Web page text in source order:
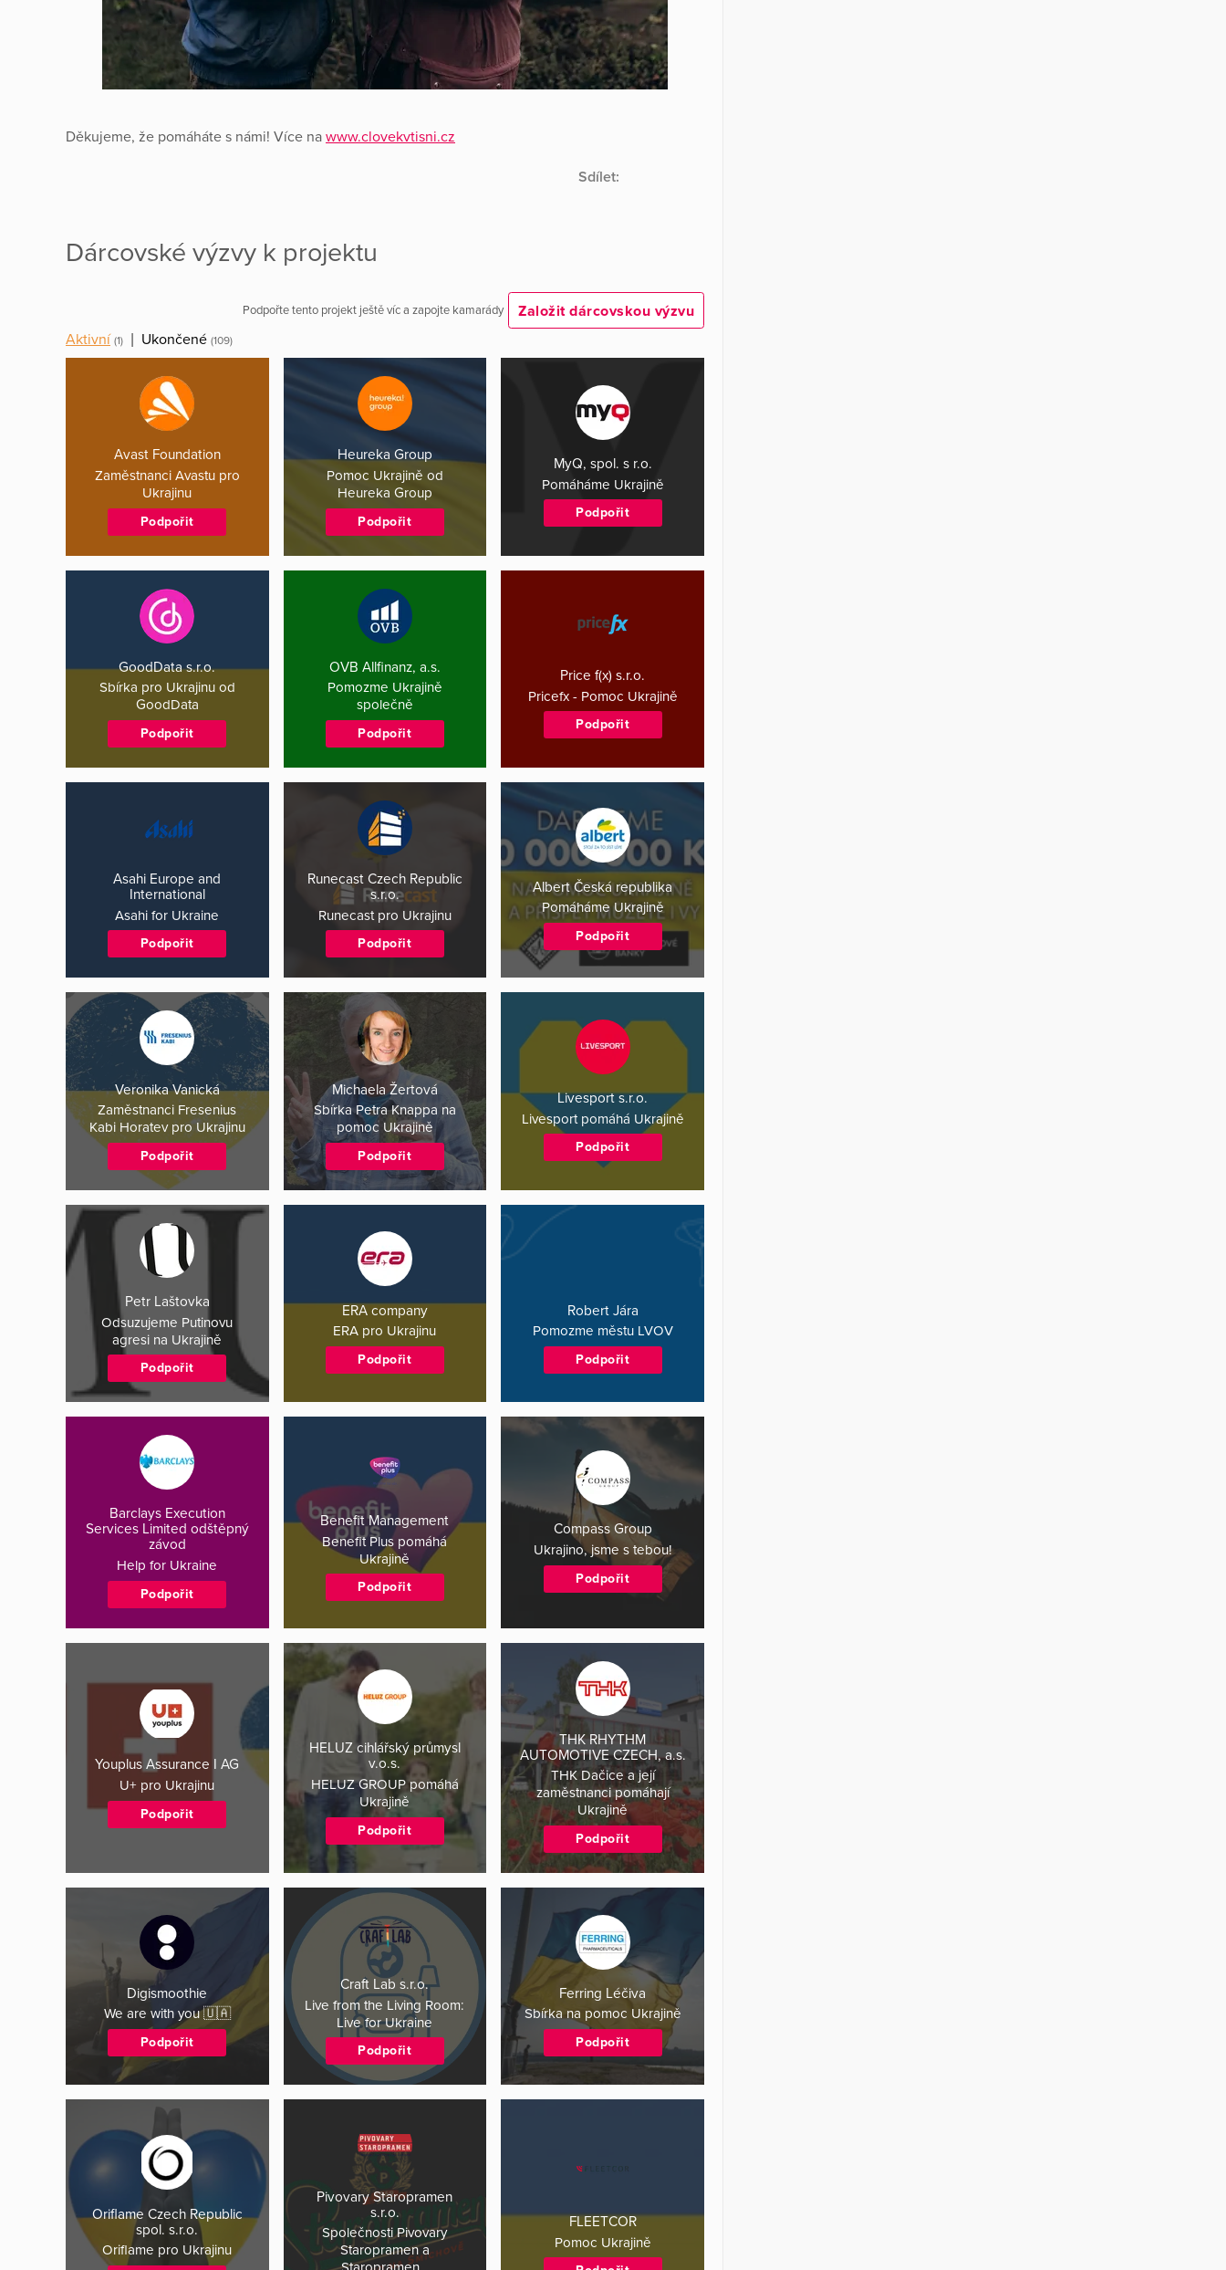
Děkujeme, že pomáháte s námi! Více na www.clovekvtisni.cz
Sdílet:
Dárcovské výzvy k projektu
Podpořte tento projekt ještě víc a zapojte kamarády
Založit dárcovskou výzvu
Aktivní (1) Ukončené (109)
Avast Foundation
Zaměstnanci Avastu pro
Ukrajinu
Podpořit
Heureka Group
Pomoc Ukrajině od
Heureka Group
Podpořit
MyQ, spol. s r.o.
Pomáháme Ukrajině
Podpořit
GoodData s.r.o.
Sbírka pro Ukrajinu od
GoodData
Podpořit
OVB Allfinanz, a.s.
Pomozme Ukrajině
společně
Podpořit
Price f(x) s.r.o.
Pricefx - Pomoc Ukrajině
Podpořit
Asahi Europe and
International
Asahi for Ukraine
Podpořit
Runecast Czech Republic
s.r.o.
Runecast pro Ukrajinu
Podpořit
Albert Česká republika
Pomáháme Ukrajině
Podpořit
Veronika Vanická
Zaměstnanci Fresenius
Kabi Horatev pro Ukrajinu
Podpořit
Michaela Žertová
Sbírka Petra Knappa na
pomoc Ukrajině
Podpořit
Livesport s.r.o.
Livesport pomáhá Ukrajině
Podpořit
Petr Laštovka
Odsuzujeme Putinovu
agresi na Ukrajině
Podpořit
ERA company
ERA pro Ukrajinu
Podpořit
Robert Jára
Pomozme městu LVOV
Podpořit
Barclays Execution
Services Limited odštěpný
závod
Help for Ukraine
Podpořit
Benefit Management
Benefit Plus pomáhá
Ukrajině
Podpořit
Compass Group
Ukrajino, jsme s tebou!
Podpořit
Youplus Assurance I AG
U+ pro Ukrajinu
Podpořit
HELUZ cihlářský průmysl
v.o.s.
HELUZ GROUP pomáhá
Ukrajině
Podpořit
THK RHYTHM
AUTOMOTIVE CZECH, a.s.
THK Dačice a její
zaměstnanci pomáhají
Ukrajině
Podpořit
Digismoothie
We are with you 🇺🇦
Podpořit
Craft Lab s.r.o.
Live from the Living Room:
Live for Ukraine
Podpořit
Ferring Léčiva
Sbírka na pomoc Ukrajině
Podpořit
Oriflame Czech Republic
spol. s.r.o.
Oriflame pro Ukrajinu
Pivovary Staropramen
s.r.o.
Společnosti Pivovary
Staropramen a
FLEETCOR
Pomoc Ukrajině